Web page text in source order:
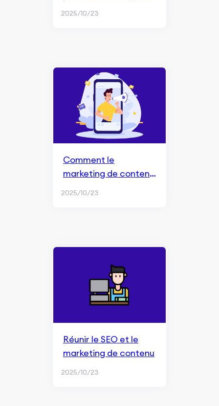
2025/10/23
Comment le
marketing de contenu
2025/10/23
Réunir le SEO et le
marketing de contenu
2025/10/23